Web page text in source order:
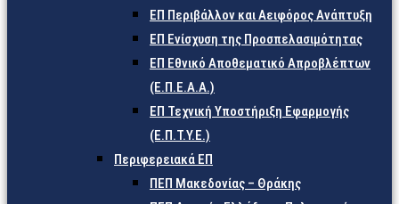
ΕΠ Περιβάλλον και Αειφόρος Ανάπτυξη
ΕΠ Ενίσχυση της Προσπελασιμότητας
ΕΠ Εθνικό Αποθεματικό Απροβλέπτων
(Ε.Π.Ε.Α.Α.)
ΕΠ Τεχνική Υποστήριξη Εφαρμογής
(Ε.Π.Τ.Υ.Ε.)
Περιφερειακά ΕΠ
ΠΕΠ Μακεδονίας – Θράκης